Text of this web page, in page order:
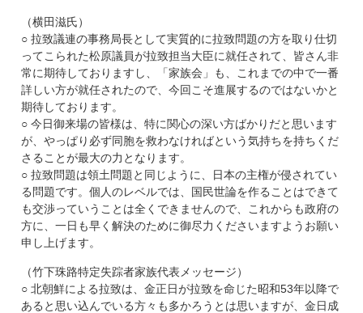
（横田滋氏）
○ 拉致議連の事務局長として実質的に拉致問題の方を取り仕切
ってこられた松原議員が拉致担当大臣に就任されて、皆さん非
常に期待しておりますし、「家族会」も、これまでの中で一番
詳しい方が就任されたので、今回こそ進展するのではないかと
期待しております。
○ 今日御来場の皆様は、特に関心の深い方ばかりだと思います
が、やっぱり必ず同胞を救わなければという気持ちを持ちくだ
さることが最大の力となります。
○ 拉致問題は領土問題と同じように、日本の主権が侵されてい
る問題です。個人のレベルでは、国民世論を作ることはできて
も交渉っていうことは全くできませんので、これからも政府の
方に、一日も早く解決のために御尽力くださいますようお願い
申し上げます。
（竹下珠路特定失踪者家族代表メッセージ）
○ 北朝鮮による拉致は、金正日が拉致を命じた昭和53年以降で
あると思い込んでいる方々も多かろうとは思いますが、金日成